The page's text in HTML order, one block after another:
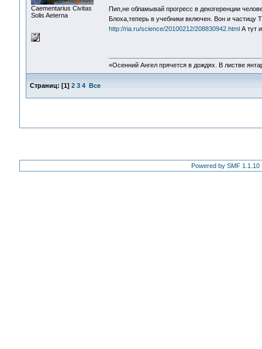
Сaementarius Civitas
Solis Aeterna
Пип,не обламывай прогресс в декогеренции
Блоха,теперь в учебники включен. Вон и
http://ria.ru/science/20100212/208830942.html А тут
«Осенний Ангел прячется в дождях. В листве
Страниц: [1] 2 3 4 Все
Powered by SMF 1.1.10